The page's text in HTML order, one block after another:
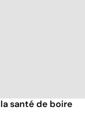
santé de boire